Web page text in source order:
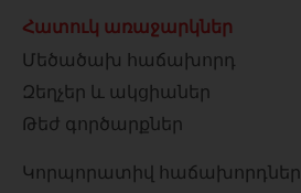
Հատուկ առաջարկներ
Մեծածախ հաճախորդ
Զեղչեր և ակցիաներ
Թեժ գործարքներ
Կորպորատիվ հաճախորդներ